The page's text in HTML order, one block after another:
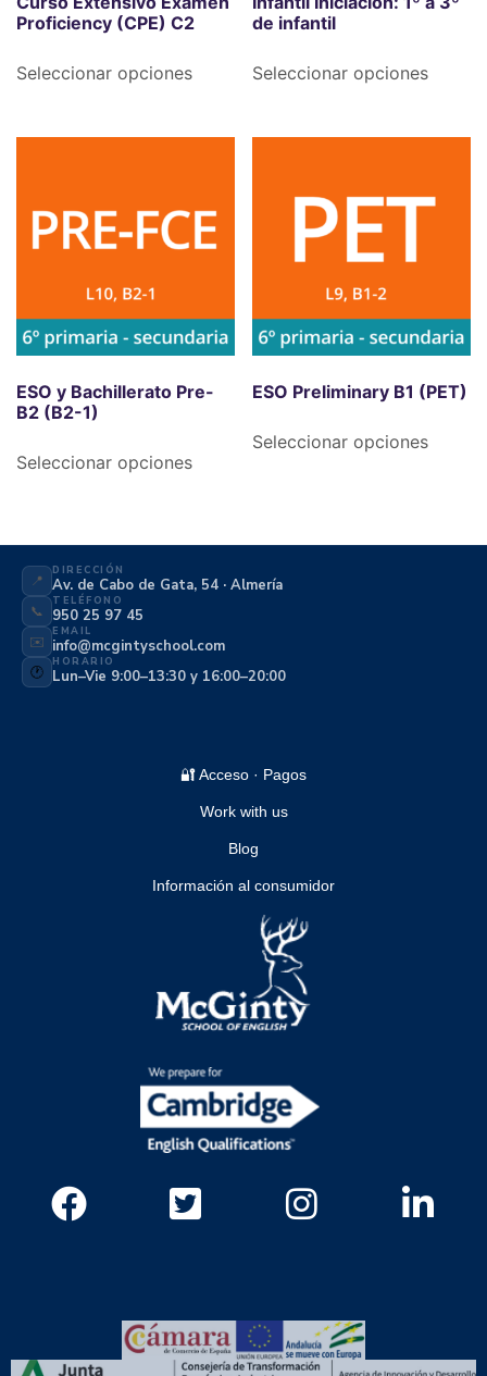
Proficiency (CPE) C2
Seleccionar opciones
de infantil
Seleccionar opciones
ESO y Bachillerato Pre-
B2 (B2-1)
Seleccionar opciones
ESO Preliminary B1 (PET)
Seleccionar opciones
📍
DIRECCIÓN
Av. de Cabo de Gata, 54 · Almería
📞
TELÉFONO
950 25 97 45
✉️
EMAIL
info@mcgintyschool.com
🕐
HORARIO
Lun–Vie 9:00–13:30 y 16:00–20:00
🔐 Acceso · Pagos
Work with us
Blog
Información al consumidor